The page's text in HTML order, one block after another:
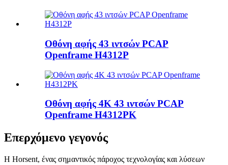
Οθόνη αφής 43 ιντσών PCAP
Openframe H4312P
Οθόνη αφής 4K 43 ιντσών PCAP
Openframe H4312PK
Επερχόμενο γεγονός
Η Horsent, ένας σημαντικός πάροχος τεχνολογίας και λύσεων